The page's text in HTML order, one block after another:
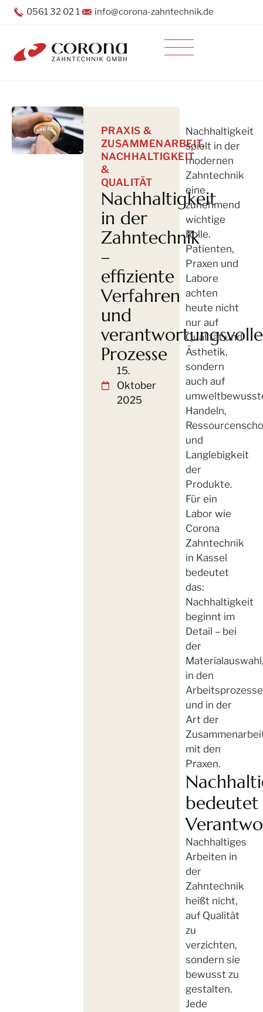
Inhalt Direkt
Direkt
zum
0561 32 02 1 info@corona-zahntechnik.de
PRAXIS &
ZUSAMMENARBEIT,
NACHHALTIGKEIT
&
QUALITÄT
Nachhaltigkeit
in der
Zahntechnik
–
effiziente
Verfahren
und
verantwortungsvolle
Prozesse
15.
Oktober
2025
Nachhaltigkeit
spielt in der
modernen
Zahntechnik
eine
zunehmend
wichtige
Rolle.
Patienten,
Praxen und
Labore
achten
heute nicht
nur auf
Qualität und
Ästhetik,
sondern
auch auf
Handeln,
und
Langlebigkeit
der
Produkte.
Für ein
Labor wie
Corona
Zahntechnik
in Kassel
bedeutet
das:
Nachhaltigkeit
beginnt im
Detail – bei
der
in den
und in der
Art der
mit den
Praxen.
bedeutet
Nachhaltiges
Arbeiten in
der
Zahntechnik
heißt nicht,
auf Qualität
zu
verzichten,
sondern sie
bewusst zu
gestalten.
Jede